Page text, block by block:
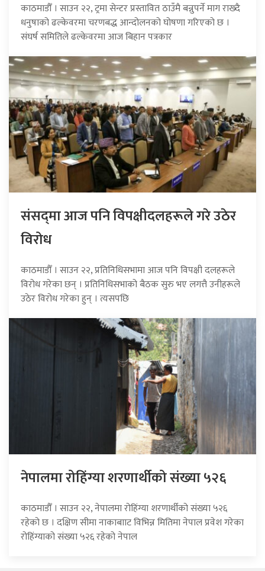
काठमाडौँ । साउन २२, ट्रमा सेन्टर प्रस्तावित ठाउँमै बन्नुपर्ने माग राख्दै
धनुषाको ढल्केवरमा चरणबद्ध आन्दोलनको घोषणा गरिएको छ ।
संघर्ष समितिले ढल्केवरमा आज बिहान पत्रकार
संसद्‍मा आज पनि विपक्षीदलहरूले गरे उठेर
विरोध
काठमाडौँ । साउन २२, प्रतिनिधिसभामा आज पनि विपक्षी दलहरूले
विरोध गरेका छन् । प्रतिनिधिसभाको बैठक सुरु भए लगत्तै उनीहरूले
उठेर विरोध गरेका हुन् । त्यसपछि
नेपालमा रोहिंग्या शरणार्थीको संख्या ५२६
काठमाडौँ । साउन २२, नेपालमा रोहिंग्या शरणार्थीको संख्या ५२६
रहेको छ । दक्षिण सीमा नाकाबााट विभिन्न मितिमा नेपाल प्रवेश गरेका
रोहिंग्याको संख्या ५२६ रहेको नेपाल